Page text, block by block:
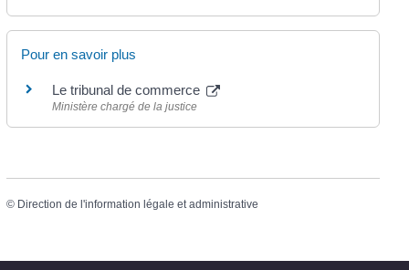
Pour en savoir plus
Le tribunal de commerce
Ministère chargé de la justice
© Direction de l'information légale et administrative